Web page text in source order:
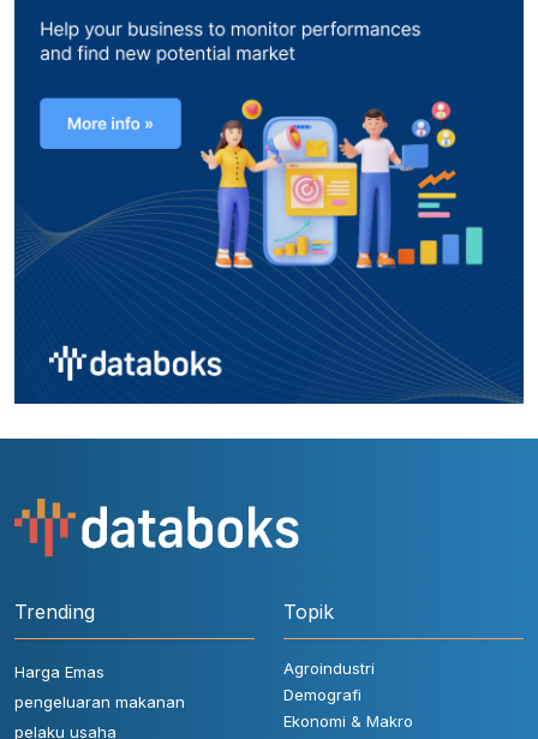
Trending
Harga Emas
pengeluaran makanan
pelaku usaha
Topik
Agroindustri
Demografi
Ekonomi & Makro